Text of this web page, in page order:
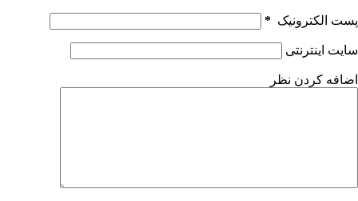
پست الکترونیک *
سایت اینترنتی
اضافه کردن نظر